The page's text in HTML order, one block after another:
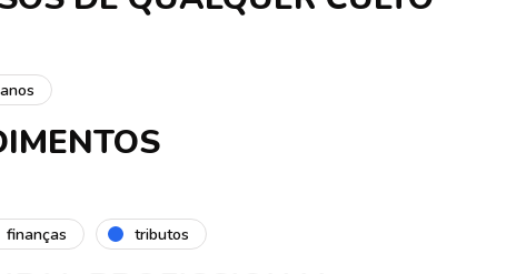
finanças tributos